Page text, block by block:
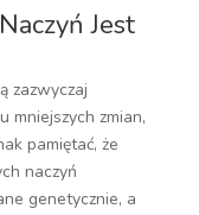
Jest
zazwyczaj
mniejszych zmian,
pamiętać, że
naczyń
genetycznie, a